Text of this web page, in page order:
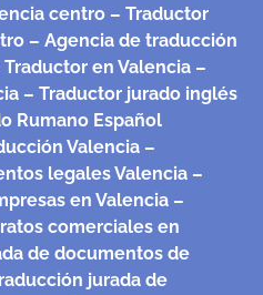
centro – Traductor
– Agencia de traducción
Traductor en Valencia –
– Traductor jurado inglés
Rumano Español
Valencia –
legales Valencia –
en Valencia –
comerciales en
de documentos de
jurada de